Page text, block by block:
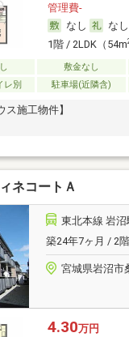
管理費-
なし
なし
1階 / 2LDK（54m
敷金なし
レ別
駐車場(近隣含)
ス施工物件】
ネコートＡ
東北本線 岩沼
築24年7ヶ月 / 2
宮城県岩沼市
4.30万円